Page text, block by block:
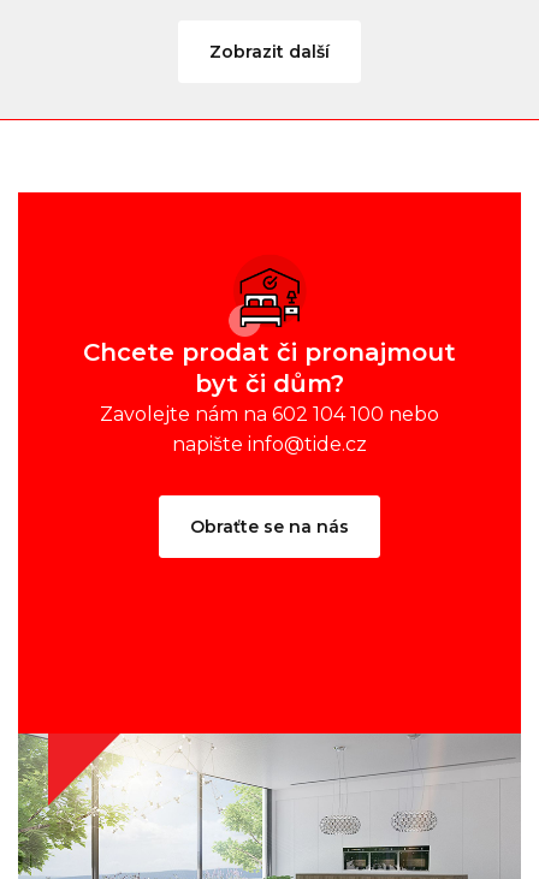
Zobrazit další
Chcete prodat či pronajmout
byt či dům?
Zavolejte nám na 602 104 100 nebo
napište info@tide.cz
Obraťte se na nás